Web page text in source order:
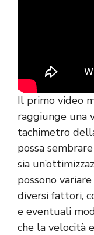
Il primo video
raggiunge una
tachimetro
possa
sia
possono
diversi fattori,
e eventuali
che la velocità